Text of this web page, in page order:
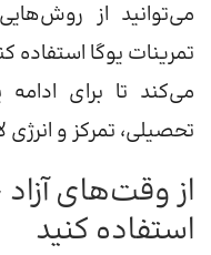
می‌توانید از
تمرینات یوگا
می‌کند تا برای ادامه
تحصیلی، تمرکز و انرژی
از وقت‌های
استفاده کنید